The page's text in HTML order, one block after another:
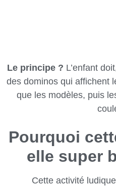
Le principe ? L’enfant
des dominos qui affichent
que les modèles, puis
Pourquoi
elle super
Cette activité